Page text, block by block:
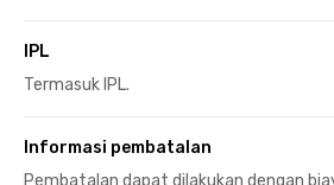
IPL
Termasuk IPL.
Informasi pembatalan
Pembatalan dapat dilakukan dengan